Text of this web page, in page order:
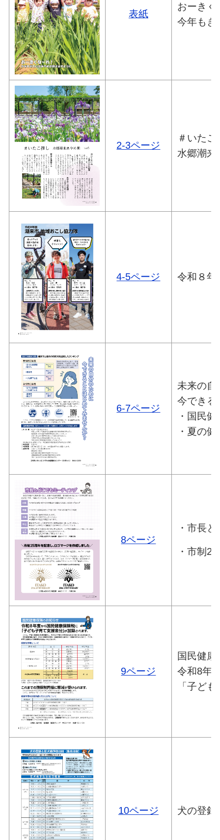
表紙
おーきく
今年もき
2-3ページ
＃いた
水郷潮来
4-5ページ 令和８
6-7ページ
未来の自
今できる
・国民
・夏の
8ページ
・市長
・市制
9ページ
国民健
令和8年
「子ど
10ページ 犬の登録